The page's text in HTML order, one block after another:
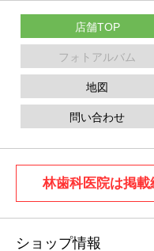
店舗TOP
フォトアルバム
地図
問い合わせ
林歯科医院は掲載
ショップ情報